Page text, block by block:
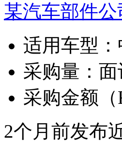
某汽车部件公
适用车型：
采购量： 面
采购金额（
2个月前发布